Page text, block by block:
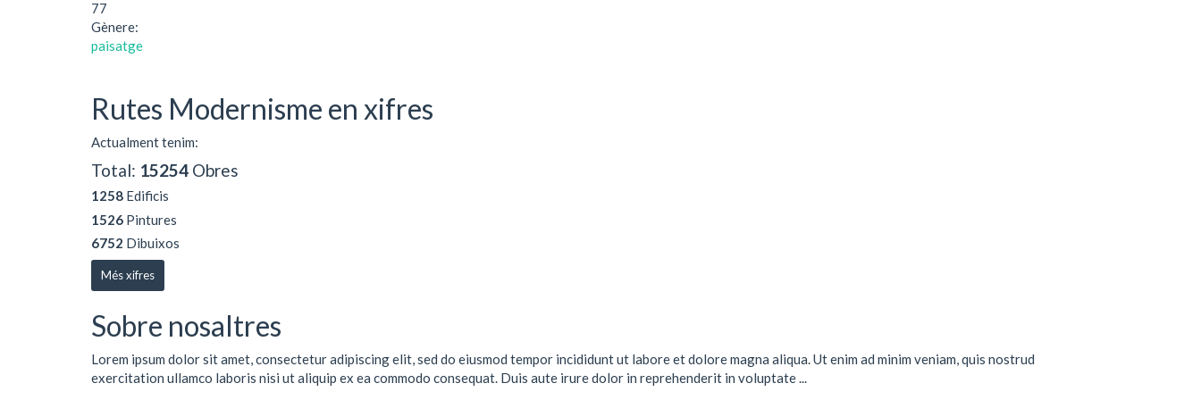
77
Gènere:
paisatge
Rutes Modernisme en xifres
Actualment tenim:
Total: 15254 Obres
1258 Edificis
1526 Pintures
6752 Dibuixos
Més xifres
Sobre nosaltres
Lorem ipsum dolor sit amet, consectetur adipiscing elit, sed do eiusmod tempor incididunt ut labore et dolore magna aliqua. Ut enim ad minim veniam, quis nostrud
exercitation ullamco laboris nisi ut aliquip ex ea commodo consequat. Duis aute irure dolor in reprehenderit in voluptate ...